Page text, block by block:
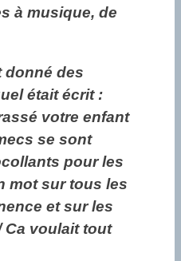
à musique, de
donné des
était écrit :
votre enfant
se sont
pour les
mot sur tous les
et sur les
Ca voulait tout